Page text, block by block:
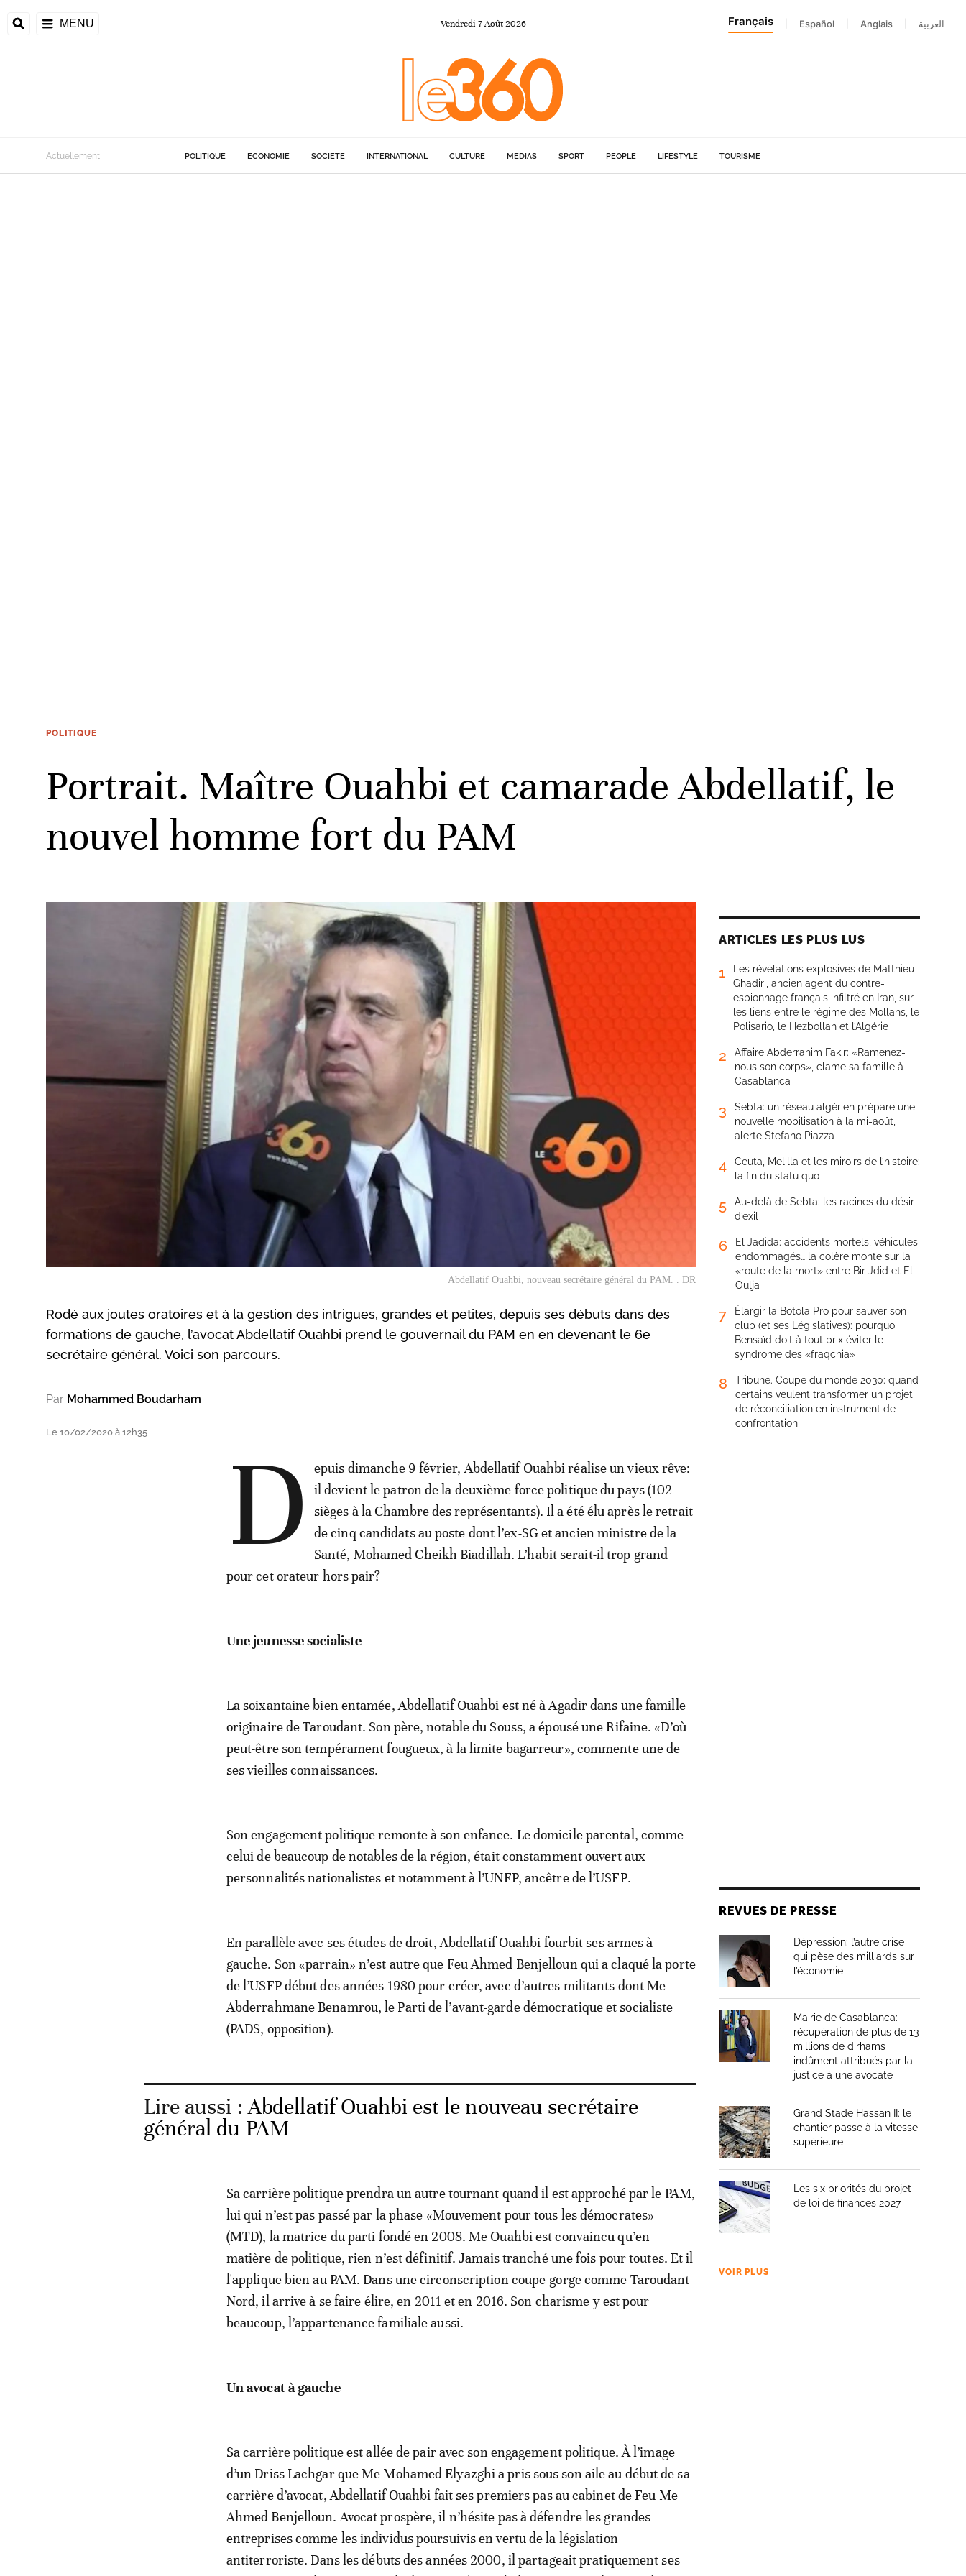
MENU Vendredi 7Août 2026 Français Español Anglais العربية
Actuellement POLITIQUE ECONOMIE SOCIÉTÉ INTERNATIONAL CULTURE MÉDIAS SPORT PEOPLE LIFESTYLE TOURISME
POLITIQUE
Portrait. Maître Ouahbi et camarade Abdellatif, le
nouvel homme fort du PAM
Abdellatif Ouahbi, nouveau secrétaire général du PAM. . DR
Rodé aux joutes oratoires et à la gestion des intrigues, grandes et petites, depuis ses débuts dans des
formations de gauche, l’avocat Abdellatif Ouahbi prend le gouvernail du PAM en en devenant le 6e
secrétaire général. Voici son parcours.
Par Mohammed Boudarham
Le 10/02/2020 à 12h35 D
epuis dimanche 9 février, Abdellatif Ouahbi réalise un vieux rêve:
il devient le patron de la deuxième force politique du pays (102
sièges à la Chambre des représentants). Il a été élu après le retrait
de cinq candidats au poste dont l’ex-SG et ancien ministre de la
Santé, Mohamed Cheikh Biadillah. L’habit serait-il trop grand
pour cet orateur hors pair?
Une jeunesse socialiste
La soixantaine bien entamée, Abdellatif Ouahbi est né à Agadir dans une famille
originaire de Taroudant. Son père, notable du Souss, a épousé une Rifaine. «D’où
peut-être son tempérament fougueux, à la limite bagarreur», commente une de
ses vieilles connaissances.
Son engagement politique remonte à son enfance. Le domicile parental, comme
celui de beaucoup de notables de la région, était constamment ouvert aux
personnalités nationalistes et notamment à l’UNFP, ancêtre de l’USFP.
En parallèle avec ses études de droit, Abdellatif Ouahbi fourbit ses armes à
gauche. Son «parrain» n’est autre que Feu Ahmed Benjelloun qui a claqué la porte
de l’USFP début des années 1980 pour créer, avec d’autres militants dont Me
Abderrahmane Benamrou, le Parti de l’avant-garde démocratique et socialiste
(PADS, opposition).
Lire aussi :Abdellatif Ouahbi est le nouveau secrétaire
général du PAM
Sa carrière politique prendra un autre tournant quand il est approché par le PAM,
lui qui n’est pas passé par la phase «Mouvement pour tous les démocrates»
(MTD), la matrice du parti fondé en 2008. Me Ouahbi est convaincu qu’en
matière de politique, rien n’est définitif. Jamais tranché une fois pour toutes. Et il
l'applique bien au PAM. Dans une circonscription coupe-gorge comme Taroudant-
Nord, il arrive à se faire élire, en 2011 et en 2016. Son charisme y est pour
beaucoup, l’appartenance familiale aussi.
Un avocat à gauche
Sa carrière politique est allée de pair avec son engagement politique. À l’image
d’un Driss Lachgar que Me Mohamed Elyazghi a pris sous son aile au début de sa
carrière d’avocat, Abdellatif Ouahbi fait ses premiers pas au cabinet de Feu Me
Ahmed Benjelloun. Avocat prospère, il n’hésite pas à défendre les grandes
entreprises comme les individus poursuivis en vertu de la législation
antiterroriste. Dans les débuts des années 2000, il partageait pratiquement ses
ARTICLES LES PLUS LUS
1
Les révélations explosives de Matthieu
Ghadiri, ancien agent du contre-
espionnage français infiltré en Iran, sur
les liens entre le régime des Mollahs, le
Polisario, le Hezbollah et l’Algérie
2
Affaire Abderrahim Fakir: «Ramenez-
nous son corps», clame sa famille à
Casablanca
3
Sebta: un réseau algérien prépare une
nouvelle mobilisation à la mi-août,
alerte Stefano Piazza
4
Ceuta, Melilla et les miroirs de l’histoire:
la fin du statu quo
5
Au-delà de Sebta: les racines du désir
d’exil
6
El Jadida: accidents mortels, véhicules
endommagés… la colère monte sur la
«route de la mort» entre Bir Jdid et El
Oulja
7
Élargir la Botola Pro pour sauver son
club (et ses Législatives): pourquoi
Bensaïd doit à tout prix éviter le
syndrome des «fraqchia»
8
Tribune. Coupe du monde 2030: quand
certains veulent transformer un projet
de réconciliation en instrument de
confrontation
REVUES DE PRESSE
Dépression: l’autre crise
qui pèse des milliards sur
l’économie
Mairie de Casablanca:
récupération de plus de 13
millions de dirhams
indûment attribués par la
justice à une avocate
Grand Stade Hassan II: le
chantier passe à la vitesse
supérieure
Les six priorités du projet
de loi de finances 2027
VOIR PLUS